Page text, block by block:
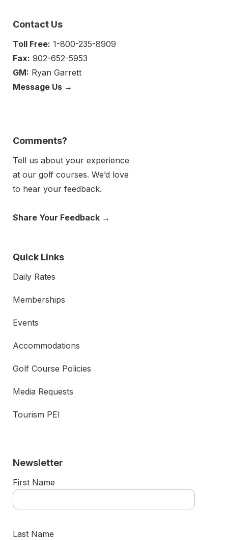
Contact Us
Toll Free: 1-800-235-8909
Fax: 902-652-5953
GM: Ryan Garrett
Message Us →
Comments?
Tell us about your experience
at our golf courses. We’d love
to hear your feedback.
Share Your Feedback →
Quick Links
Daily Rates
Memberships
Events
Accommodations
Golf Course Policies
Media Requests
Tourism PEI
Newsletter
First Name
Last Name